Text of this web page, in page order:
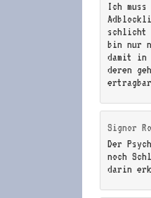
Ich
schlicht
bin nur
damit in
deren
Signor
Der
noch
darin